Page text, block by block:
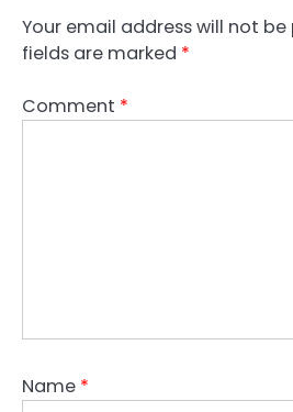
Your email address will not be
fields are marked *
Comment *
Name *